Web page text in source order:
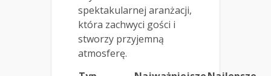
spektakularnej aranżacji,
która zachwyci gości i
stworzy przyjemną
atmosferę.